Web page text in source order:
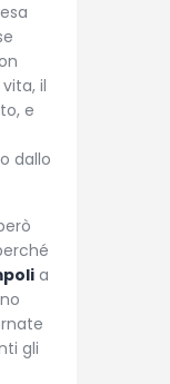
il
e
dallo
a
gli